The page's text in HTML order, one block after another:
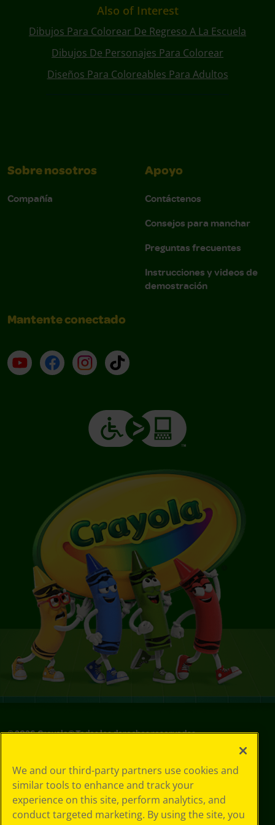
Also of Interest
Dibujos Para Colorear De Regreso A La Escuela
Dibujos De Personajes Para Colorear
Diseños Para Coloreables Para Adultos
Sobre nosotros
Compañía
Apoyo
Contáctenos
Consejos para manchar
Preguntas frecuentes
Instrucciones y videos de
demostración
Mantente conectado
YouTube (en inglés)
Facebook (en inglés)
Instagram (en inglés)
TikTok
©2026Crayola® Todos los derechos reservados.
de privacidad
Política de
privacidad
Términos de SMS
We and our third-party partners use cookies and
similar tools to enhance and track your
experience on this site, perform analytics, and
conduct targeted marketing. By using the site, you